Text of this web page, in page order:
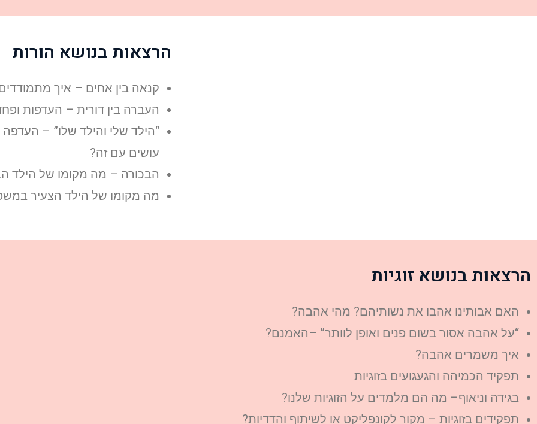
הרצאות בנושא הורות
קנאה בין אחים – איך
העברה בין דורית – העדפות
“הילד שלי והילד שלו” –
עושים עם זה?
הבכורה – מה מקומו של הילד
מה מקומו של הילד הצעיר
הרצאות בנושא זוגיות
האם אבותינו אהבו את נשותיהם? מהי אהבה?
“על אהבה אסור בשום פנים ואופן לוותר” –האמנם?
איך משמרים אהבה?
תפקיד הכמיהה והגעגועים בזוגיות
בגידה וניאוף– מה הם מלמדים על הזוגיות שלנו?
תפקידים בזוגיות – מקור לקונפליקט או לשיתוף והדדיות?